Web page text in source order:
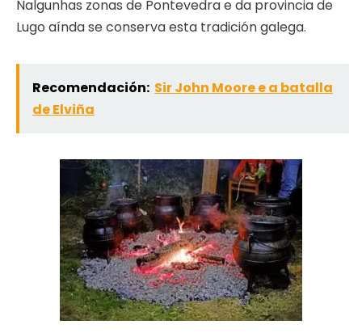
Nalgunhas zonas de Pontevedra e da provincia de
Lugo aínda se conserva esta tradición galega.
Recomendación: Sir John Moore e a batalla
de Elviña